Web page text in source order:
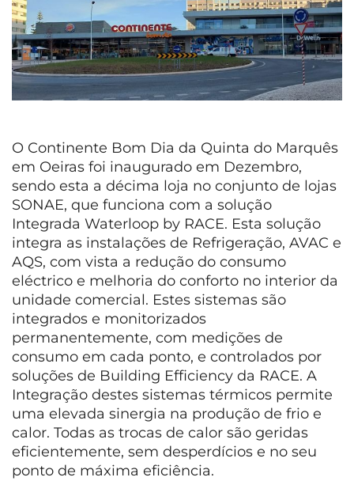
O Continente Bom Dia da Quinta do Marquês
em Oeiras foi inaugurado em Dezembro,
sendo esta a décima loja no conjunto de lojas
SONAE, que funciona com a solução
Integrada Waterloop by RACE. Esta solução
integra as instalações de Refrigeração, AVAC e
AQS, com vista a redução do consumo
eléctrico e melhoria do conforto no interior da
unidade comercial. Estes sistemas são
integrados e monitorizados
permanentemente, com medições de
consumo em cada ponto, e controlados por
soluções de Building Efficiency da RACE. A
Integração destes sistemas térmicos permite
uma elevada sinergia na produção de frio e
calor. Todas as trocas de calor são geridas
eficientemente, sem desperdícios e no seu
ponto de máxima eficiência.